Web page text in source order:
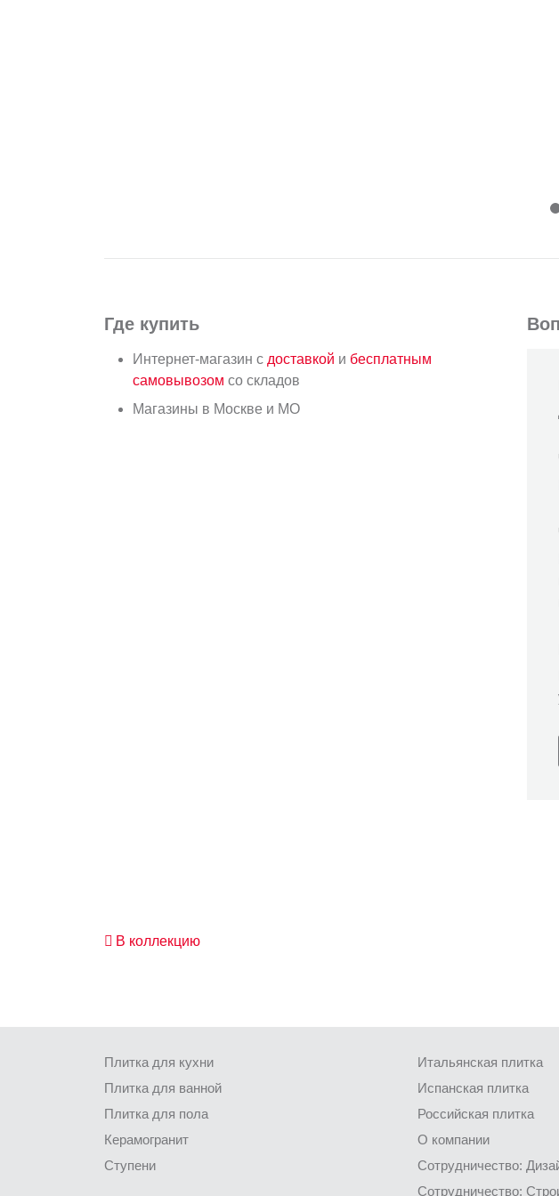
Где купить
Интернет-магазин с доставкой и бесплатным
самовывозом со складов
Магазины в Москве и МО
В коллекцию
Плитка для кухни
Плитка для ванной
Плитка для пола
Керамогранит
Ступени
Итальянская плитка
Испанская плитка
Российская плитка
О компании
Сотрудничество:
Сотрудничество: